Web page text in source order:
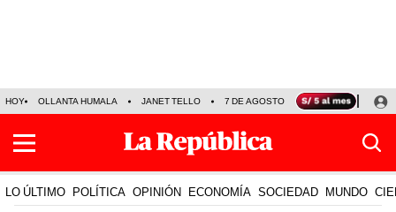
HOY OLLANTA HUMALA JANET TELLO 7 DE AGOSTO TINKA RESULTADOS
LO ÚLTIMO POLÍTICA OPINIÓN ECONOMÍA SOCIEDAD MUNDO